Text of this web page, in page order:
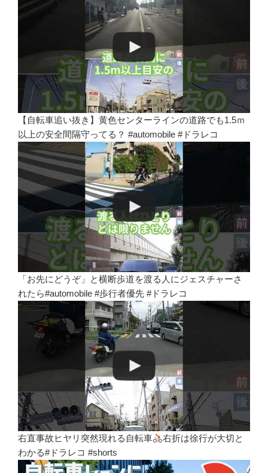
【自転車追い抜き】黄色センターラインの道路でも1.5ｍ
以上の安全間隔守ってる？ #automobile #ドラレコ
「お先にどうぞ」と横断歩道を渡る人にジェスチャーさ
れたら#automobile #歩行者優先 #ドラレコ
右直事故ヒヤリ突然現れる自転車
右折は徐行が大切と
わかる#ドラレコ #shorts